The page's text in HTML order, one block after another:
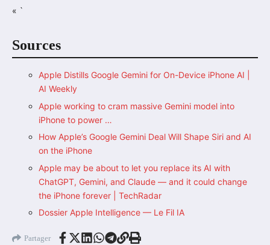
« `
Sources
Apple Distills Google Gemini for On-Device iPhone AI |
AI Weekly
Apple working to cram massive Gemini model into
iPhone to power …
How Apple’s Google Gemini Deal Will Shape Siri and AI
on the iPhone
Apple may be about to let you replace its AI with
ChatGPT, Gemini, and Claude — and it could change
the iPhone forever | TechRadar
Dossier Apple Intelligence — Le Fil IA
Partager